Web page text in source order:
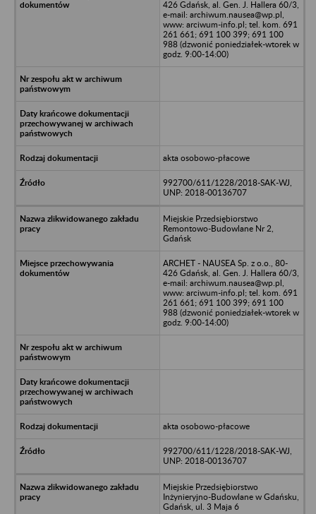
426 Gdańsk, al. Gen. J. Hallera 60/3,
e-mail: archiwum.nausea@wp.pl,
www: arciwum-info.pl; tel. kom. 691
261 661; 691 100 399; 691 100
988 (dzwonić poniedziałek-wtorek w
godz. 9:00-14:00)
akta osobowo-płacowe
992700/611/1228/2018-SAK-WJ,
UNP: 2018-00136707
Miejskie Przedsiębiorstwo
Remontowo-Budowlane Nr 2,
Gdańsk
ARCHET - NAUSEA Sp. z o.o., 80-
426 Gdańsk, al. Gen. J. Hallera 60/3,
e-mail: archiwum.nausea@wp.pl,
www: arciwum-info.pl; tel. kom. 691
261 661; 691 100 399; 691 100
988 (dzwonić poniedziałek-wtorek w
godz. 9:00-14:00)
akta osobowo-płacowe
992700/611/1228/2018-SAK-WJ,
UNP: 2018-00136707
Miejskie Przedsiębiorstwo
Inżynieryjno-Budowlane w Gdańsku,
Gdańsk, ul. 3 Maja 6